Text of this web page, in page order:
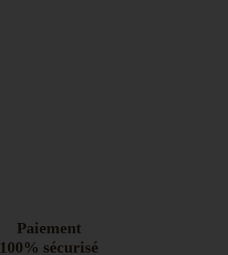
Paiement
100% sécurisé